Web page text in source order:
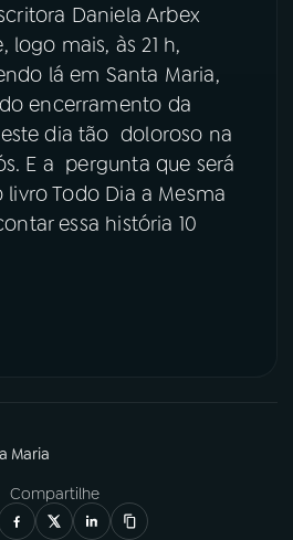
Daniela Arbex
logo mais, às 21 h,
lá em Santa Maria,
encerramento da
dia tão doloroso na
E a pergunta que será
Todo Dia a Mesma
essa história 10
Maria
Compartilhe